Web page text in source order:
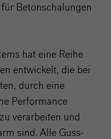
Betonschalungen
hat eine Reihe
entwickelt, die bei
durch eine
Performance
verarbeiten und
sind. Alle Guss-